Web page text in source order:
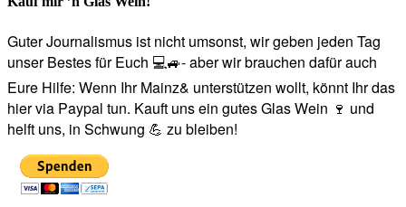
Guter Journalismus ist nicht umsonst, wir geben jeden Tag
unser Bestes für Euch 💻🚙- aber wir brauchen dafür auch
Eure Hilfe: Wenn Ihr Mainz& unterstützen wollt, könnt Ihr das
hier via Paypal tun. Kauft uns ein gutes Glas Wein 🍷 und
helft uns, in Schwung 💪 zu bleiben!